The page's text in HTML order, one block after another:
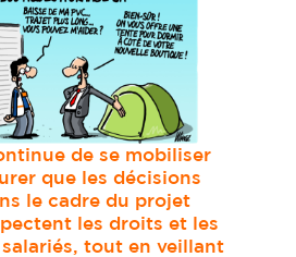
de se mobiliser
que les décisions
le cadre du projet
les droits et les
tout en veillant